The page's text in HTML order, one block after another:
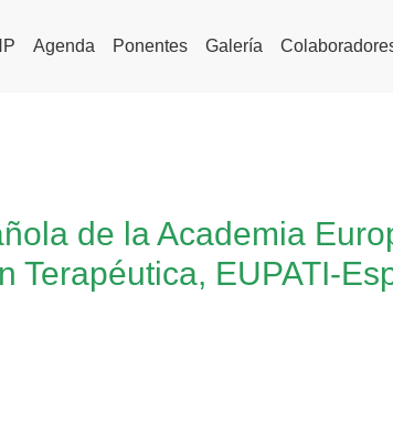
Agenda Ponentes Galería
de la Academia
Terapéutica, EUPATI-